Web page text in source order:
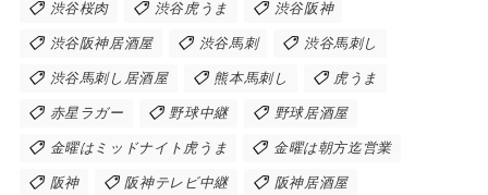
渋谷桜肉 渋谷虎うま 渋谷阪神
渋谷阪神居酒屋 渋谷馬刺 渋谷馬刺し
渋谷馬刺し居酒屋 熊本馬刺し 虎うま
赤星ラガー 野球中継 野球居酒屋
金曜はミッドナイト虎うま 金曜は朝方迄営業
阪神 阪神テレビ中継 阪神居酒屋